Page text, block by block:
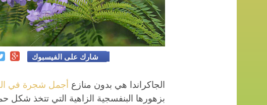
شارك على الفيسبوك
الجاكراندا هي بدون منازع أجمل شجرة في
بزهورها البنفسجية الزاهية التي تتخذ شكل